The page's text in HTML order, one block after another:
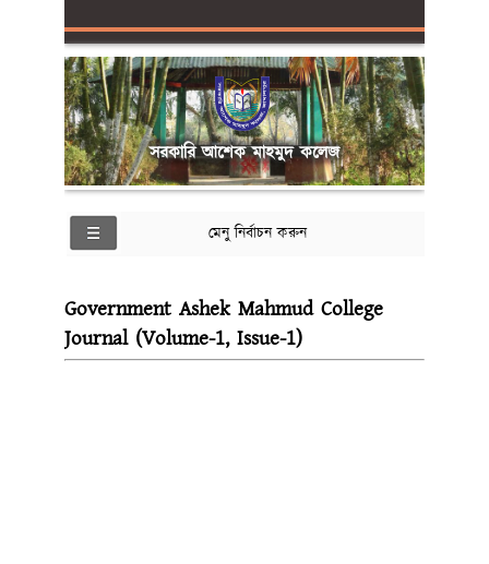
সরকারি আশেক মাহমুদ কলেজ
মেনু নির্বাচন করুন
Government Ashek Mahmud College
Journal (Volume-1, Issue-1)